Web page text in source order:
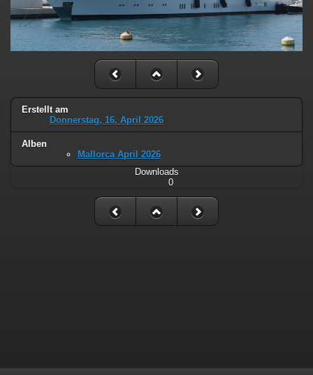
Erstellt am
Donnerstag, 16. April 2026
Alben
Mallorca April 2026
Downloads
0